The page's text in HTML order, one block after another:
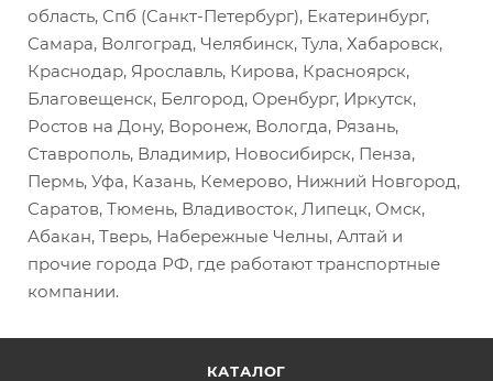
область, Спб (Санкт-Петербург), Екатеринбург,
Самара, Волгоград, Челябинск, Тула, Хабаровск,
Краснодар, Ярославль, Кирова, Красноярск,
Благовещенск, Белгород, Оренбург, Иркутск,
Ростов на Дону, Воронеж, Вологда, Рязань,
Ставрополь, Владимир, Новосибирск, Пенза,
Пермь, Уфа, Казань, Кемерово, Нижний Новгород,
Саратов, Тюмень, Владивосток, Липецк, Омск,
Абакан, Тверь, Набережные Челны, Алтай и
прочие города РФ, где работают транспортные
компании.
КАТАЛОГ